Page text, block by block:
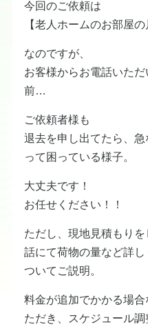
今回のご依頼は
【老人ホームのお部屋
なのですが、
お客様からお電話いた
前…
ご依頼者様も
退去を申し出てたら、
って困っている様子。
大丈夫です！
お任せください！！
ただし、現地見積もり
話にて荷物の量など詳
ついてご説明。
料金が追加でかかる場
ただき、スケジュール